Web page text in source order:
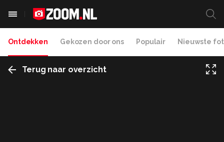
Ontdekken Gekozen door ons Populair Nieuwste
Terug naar overzicht